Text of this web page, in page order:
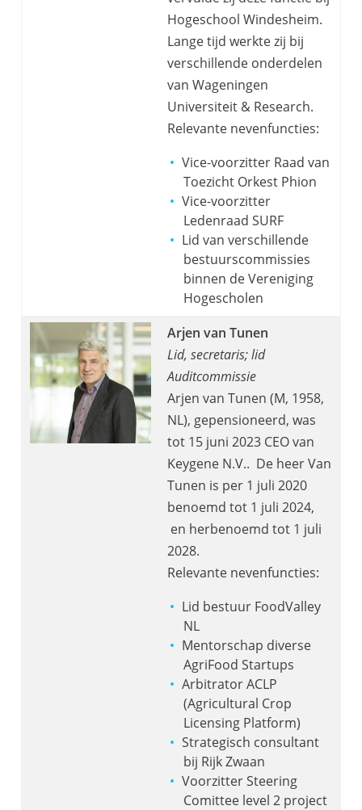
Hogeschool Windesheim.
Lange tijd werkte zij bij
verschillende onderdelen
van Wageningen
Universiteit & Research.
Relevante nevenfuncties:
Vice-voorzitter Raad van
Toezicht Orkest Phion
Vice-voorzitter
Ledenraad SURF
Lid van verschillende
bestuurscommissies
binnen de Vereniging
Hogescholen
Arjen van Tunen
Lid, secretaris; lid
Auditcommissie
Arjen van Tunen (M, 1958,
NL), gepensioneerd, was
tot 15 juni 2023 CEO van
Keygene N.V.. De heer Van
Tunen is per 1 juli 2020
benoemd tot 1 juli 2024,
en herbenoemd tot 1 juli
2028.
Relevante nevenfuncties:
Lid bestuur FoodValley
NL
Mentorschap diverse
AgriFood Startups
Arbitrator ACLP
(Agricultural Crop
Licensing Platform)
Strategisch consultant
bij Rijk Zwaan
Voorzitter Steering
Comittee level 2 project